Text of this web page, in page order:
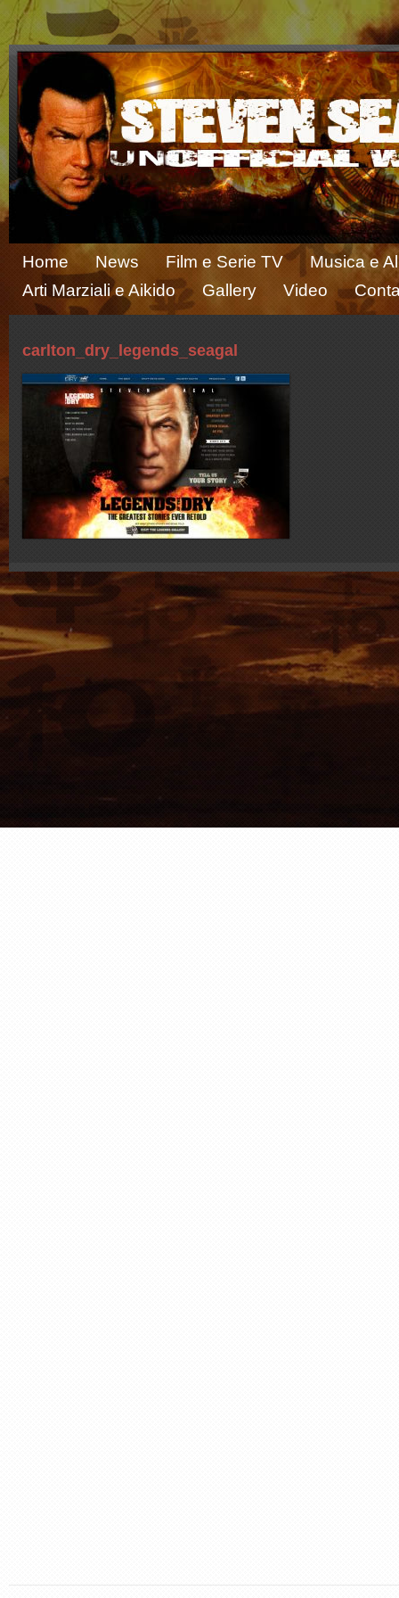
Home News Film e Serie TV
Musica e
Arti Marziali e Aikido
Gallery Video
carlton_dry_legends_seagal